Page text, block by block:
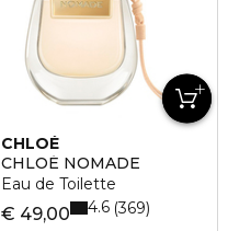
CHLOÉ
CHLOÉ NOMADE
Eau de Toilette
€ 49,00 4.6 369